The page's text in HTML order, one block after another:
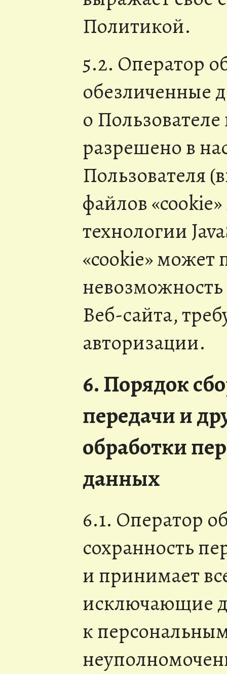
Политикой.
5.2. Оператор
обезличенные
о Пользователе
разрешено в
Пользователя
файлов
технологии
«cookie» может
невозможность
Веб-сайта,
авторизации.
6. Порядок
передачи и
обработки
данных
6.1. Оператор
сохранность
и принимает
исключающие
к